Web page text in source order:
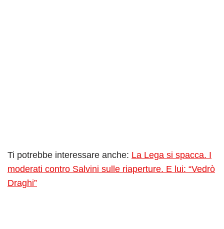
Ti potrebbe interessare anche: La Lega si spacca. I
moderati contro Salvini sulle riaperture. E lui: “Vedrò
Draghi”